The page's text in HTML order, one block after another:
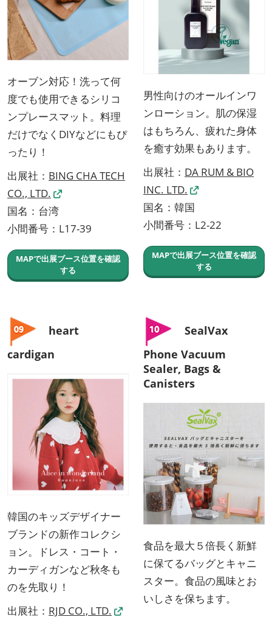
オーブン対応！洗って何
度でも使用できるシリコ
ンプレースマット。料理
だけでなくDIYなどにもぴ
ったり！
出展社： BING CHA TECH
CO., LTD.
国名：台湾
小間番号：L17-39
MAPで出展ブース位置を確認
する
男性向けのオールインワ
ンローション。肌の保湿
はもちろん、疲れた身体
を癒す効果もあります。
出展社： DA RUM & BIO
INC. LTD.
国名：韓国
小間番号：L2-22
MAPで出展ブース位置を確認
する
heart
cardigan
韓国のキッズデザイナー
ブランドの新作コレクシ
ョン。ドレス・コート・
カーディガンなど秋冬も
のを先取り！
出展社： RJD CO., LTD.
SealVax
Phone Vacuum
Sealer, Bags &
Canisters
食品を最大５倍長く新鮮
に保てるバッグとキャニ
スター。食品の風味とお
いしさを保ちます。